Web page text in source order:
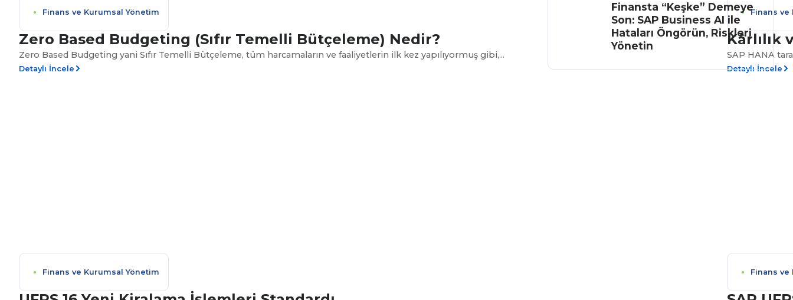
Finans ve Kurumsal Yönetim
Zero Based Budgeting (Sıfır Temelli Bütçeleme) Nedir?
Zero Based Budgeting yani Sıfır Temelli Bütçeleme, tüm harcamaların ve faaliyetlerin ilk kez yapılıyormuş gibi,...
Detaylı İncele
Finans ve
Kârlılık
SAP HANA
Detaylı İncele
Finans ve Kurumsal Yönetim Finans ve
Finansta “Keşke” Demeye
Son: SAP Business AI ile
Hataları Öngörün, Riskleri
Yönetin